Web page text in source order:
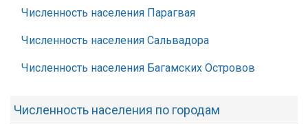
Численность населения Парагвая
Численность населения Сальвадора
Численность населения Багамских Островов
Численность населения по городам